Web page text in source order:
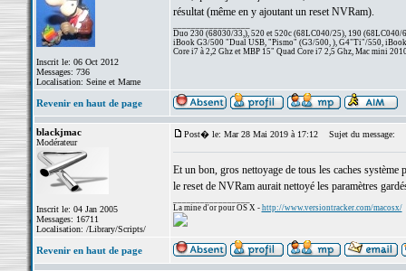
Inscrit le: 06 Oct 2012
Messages: 736
Localisation: Seine et Marne
résultat (même en y ajoutant un reset NVRam).
Duo 230 (68030/33,), 520 et 520c (68LC040/25), 190 (68LC040/
iBook G3/500 "Dual USB, "Pismo" (G3/500, ), G4"Ti"/550,
Core i7 à 2,2 Ghz et MBP 15" Quad Core i7 2,5 Ghz, Mac mini
Revenir en haut de page
blackjmac
Modérateur
Inscrit le: 04 Jan 2005
Messages: 16711
Localisation: /Library/Scripts/
Post� le: Mar 28 Mai 2019 à 17:12 Sujet du message:
Et un bon, gros nettoyage de tous les caches système
le reset de NVRam aurait nettoyé les paramètres
La mine d'or pour OS X - http://www.versiontracker.com/macosx/
Revenir en haut de page